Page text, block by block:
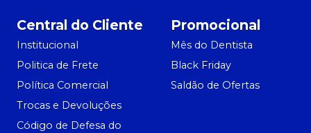
Central do Cliente
Institucional
Politica de Frete
Política Comercial
Trocas e Devoluções
Código de Defesa do
Promocional
Mês do Dentista
Black Friday
Saldão de Ofertas